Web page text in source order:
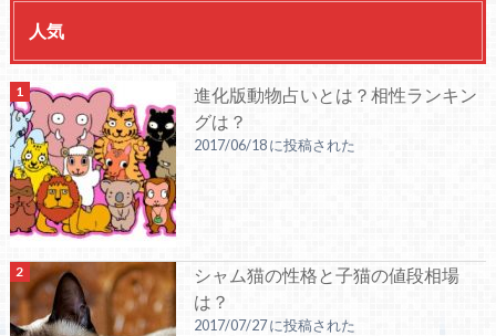
人気
進化版動物占いとは？相性ランキン
グは？
2017/06/18 に投稿された
シャム猫の性格と子猫の値段相場
は？
2017/07/27 に投稿された